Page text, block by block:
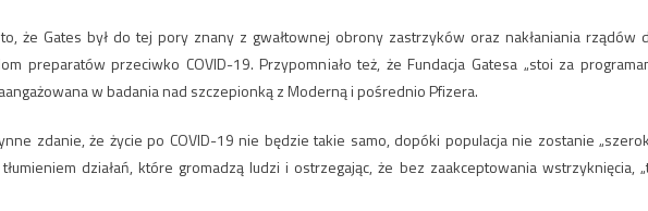
że Gates był do tej pory znany z gwałtownej obrony zastrzyków oraz nakłaniania rządów
preparatów przeciwko COVID-19. Przypomniało też, że Fundacja Gatesa „stoi za
w badania nad szczepionką z Moderną i pośrednio Pfizera.
zdanie, że życie po COVID-19 nie będzie takie samo, dopóki populacja nie zostanie
działań, które gromadzą ludzi i ostrzegając, że bez zaakceptowania wstrzyknięcia,